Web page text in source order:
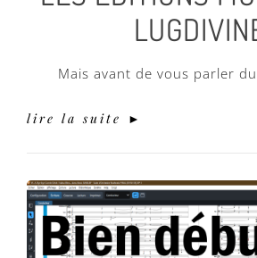
Mais avant de vous parler
lire la suite ►